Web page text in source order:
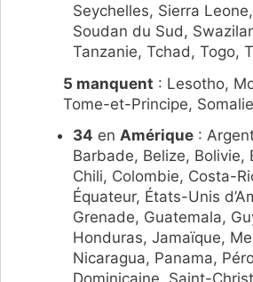
Seychelles, Sierra
Soudan du Sud,
Tanzanie, Tchad, Togo,
5 manquent : Lesotho,
Tome-et-Principe,
34 en Amérique :
Barbade, Belize, Bolivie,
Chili, Colombie, Costa-
Équateur, États-Unis
Grenade, Guatemala,
Honduras, Jamaïque,
Nicaragua, Panama,